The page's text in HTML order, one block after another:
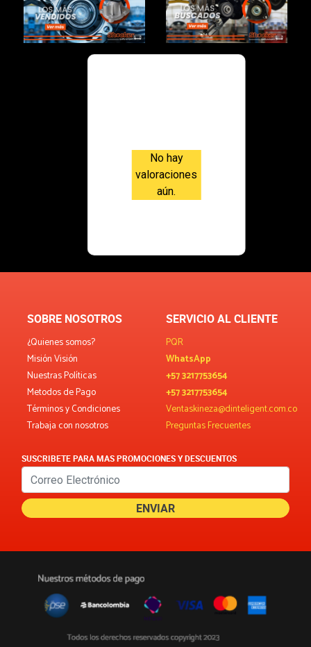
No hay
valoraciones
aún.
SOBRE NOSOTROS
¿Quienes somos?
Misión Visión
Nuestras Políticas
Metodos de Pago
Términos y Condiciones
Trabaja con nosotros
SERVICIO AL CLIENTE
PQR
WhatsApp
+57 3217753654
+57 3217753654
Ventaskineza@dinteligent.com.co
Preguntas Frecuentes
SUSCRIBETE PARA MAS PROMOCIONES Y DESCUENTOS